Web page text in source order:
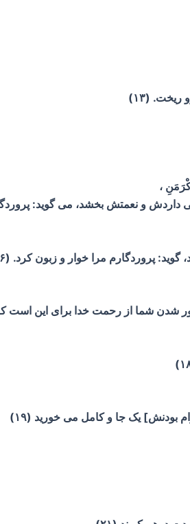
(۱۳)
،
داردش و نعمتش بخشد، می گوید:
پروردگارم مرا خوار و زبون کرد. (۱۶)
شدن شما از رحمت خدا برای این است که]
بودنش] یک جا و کامل می خورید (۱۹)